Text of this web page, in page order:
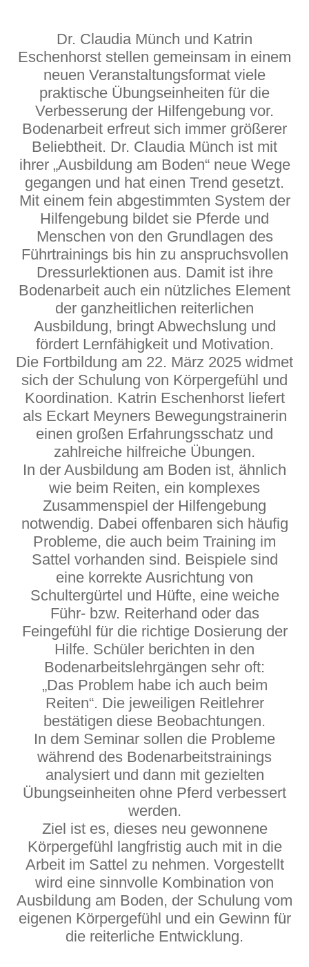
Dr. Claudia Münch und Katrin
Eschenhorst stellen gemeinsam in einem
neuen Veranstaltungsformat viele
praktische Übungseinheiten für die
Verbesserung der Hilfengebung vor.
Bodenarbeit erfreut sich immer größerer
Beliebtheit. Dr. Claudia Münch ist mit
ihrer „Ausbildung am Boden“ neue Wege
gegangen und hat einen Trend gesetzt.
Mit einem fein abgestimmten System der
Hilfengebung bildet sie Pferde und
Menschen von den Grundlagen des
Führtrainings bis hin zu anspruchsvollen
Dressurlektionen aus. Damit ist ihre
Bodenarbeit auch ein nützliches Element
der ganzheitlichen reiterlichen
Ausbildung, bringt Abwechslung und
fördert Lernfähigkeit und Motivation.
Die Fortbildung am 22. März 2025 widmet
sich der Schulung von Körpergefühl und
Koordination. Katrin Eschenhorst liefert
als Eckart Meyners Bewegungstrainerin
einen großen Erfahrungsschatz und
zahlreiche hilfreiche Übungen.
In der Ausbildung am Boden ist, ähnlich
wie beim Reiten, ein komplexes
Zusammenspiel der Hilfengebung
notwendig. Dabei offenbaren sich häufig
Probleme, die auch beim Training im
Sattel vorhanden sind. Beispiele sind
eine korrekte Ausrichtung von
Schultergürtel und Hüfte, eine weiche
Führ- bzw. Reiterhand oder das
Feingefühl für die richtige Dosierung der
Hilfe. Schüler berichten in den
Bodenarbeitslehrgängen sehr oft:
„Das Problem habe ich auch beim
Reiten“. Die jeweiligen Reitlehrer
bestätigen diese Beobachtungen.
In dem Seminar sollen die Probleme
während des Bodenarbeitstrainings
analysiert und dann mit gezielten
Übungseinheiten ohne Pferd verbessert
werden.
Ziel ist es, dieses neu gewonnene
Körpergefühl langfristig auch mit in die
Arbeit im Sattel zu nehmen. Vorgestellt
wird eine sinnvolle Kombination von
Ausbildung am Boden, der Schulung vom
eigenen Körpergefühl und ein Gewinn für
die reiterliche Entwicklung.